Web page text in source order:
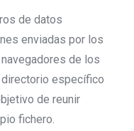
de datos
enviadas por los
de los
directorio específico
de reunir
fichero.